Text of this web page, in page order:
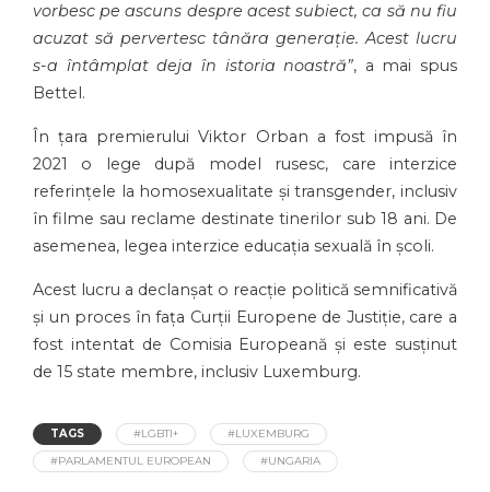
vorbesc pe ascuns despre acest subiect, ca să nu fiu
acuzat să pervertesc tânăra generație. Acest lucru
s-a întâmplat deja în istoria noastră”, a mai spus
Bettel.
În țara premierului Viktor Orban a fost impusă în
2021 o lege după model rusesc, care interzice
referințele la homosexualitate și transgender, inclusiv
în filme sau reclame destinate tinerilor sub 18 ani. De
asemenea, legea interzice educația sexuală în școli.
Acest lucru a declanșat o reacție politică semnificativă
și un proces în fața Curții Europene de Justiție, care a
fost intentat de Comisia Europeană și este susținut
de 15 state membre, inclusiv Luxemburg.
TAGS #LGBTI+
#LUXEMBURG
#PARLAMENTUL EUROPEAN
#UNGARIA